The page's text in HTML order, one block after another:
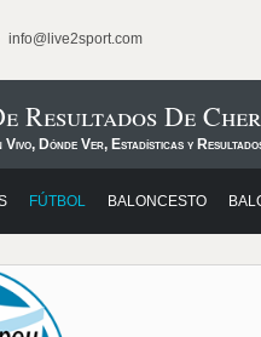
info@live2sport.com
Resultados De
Dónde Ver, Estadísticas y
FÚTBOL BALONCESTO